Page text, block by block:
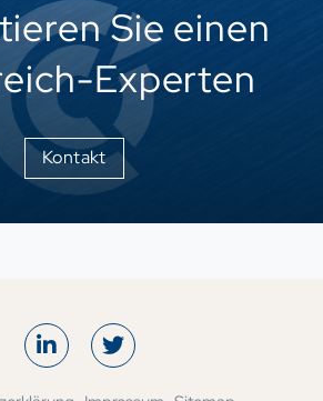
Sie einen
Experten
Kontakt